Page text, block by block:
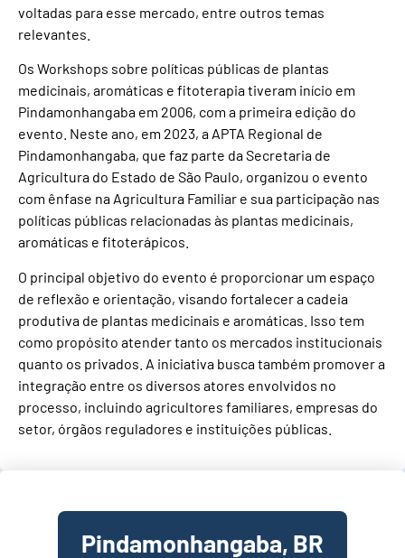
voltadas para esse mercado, entre outros temas
relevantes.
Os Workshops sobre políticas públicas de plantas
medicinais, aromáticas e fitoterapia tiveram início em
Pindamonhangaba em 2006, com a primeira edição do
evento. Neste ano, em 2023, a APTA Regional de
Pindamonhangaba, que faz parte da Secretaria de
Agricultura do Estado de São Paulo, organizou o evento
com ênfase na Agricultura Familiar e sua participação nas
políticas públicas relacionadas às plantas medicinais,
aromáticas e fitoterápicos.
O principal objetivo do evento é proporcionar um espaço
de reflexão e orientação, visando fortalecer a cadeia
produtiva de plantas medicinais e aromáticas. Isso tem
como propósito atender tanto os mercados institucionais
quanto os privados. A iniciativa busca também promover a
integração entre os diversos atores envolvidos no
processo, incluindo agricultores familiares, empresas do
setor, órgãos reguladores e instituições públicas.
Pindamonhangaba, BR